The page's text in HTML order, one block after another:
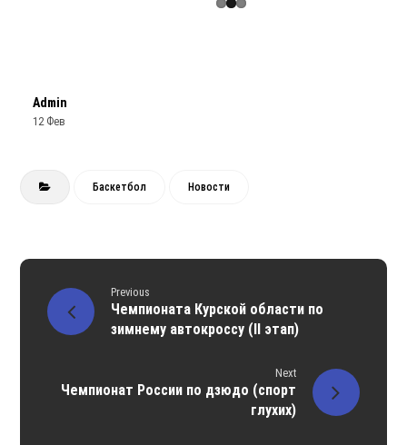
Admin
12 Фев
Баскетбол Новости
Previous
Чемпионата Курской области по
зимнему автокроссу (II этап)
Next
Чемпионат России по дзюдо (спорт
глухих)